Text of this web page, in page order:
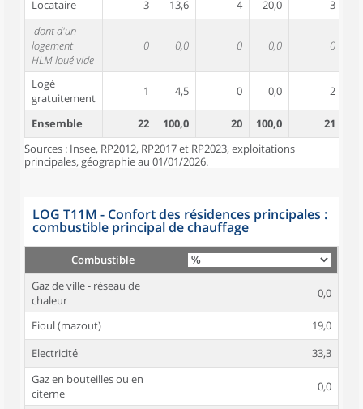
Locataire 3 13,6 4 20,0 3
dont d'un
logement
HLM loué vide
0 0,0 0 0,0 0
Logé
gratuitement
1 4,5 0 0,0 2
Ensemble 22 100,0 20 100,0 21
Sources : Insee, RP2012, RP2017 et RP2023, exploitations
principales, géographie au 01/01/2026.
LOG T11M - Confort des résidences principales :
combustible principal de chauffage
Combustible
Gaz de ville - réseau de
chaleur
0,0
Fioul (mazout)
19,0
Electricité
33,3
Gaz en bouteilles ou en
citerne
0,0